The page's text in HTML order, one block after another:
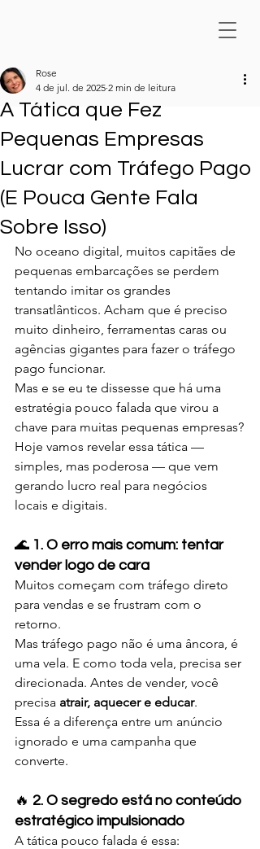
A Tática que Fez
Pequenas Empresas
Lucrar com Tráfego Pago
(E Pouca Gente Fala
Sobre Isso)
Rose
4 de jul. de 2025 2 min de leitura
No oceano digital, muitos capitães de
pequenas embarcações se perdem
tentando imitar os grandes
transatlânticos. Acham que é preciso
muito dinheiro, ferramentas caras ou
agências gigantes para fazer o tráfego
pago funcionar.
Mas e se eu te dissesse que há uma
estratégia pouco falada que virou a
chave para muitas pequenas empresas?
Hoje vamos revelar essa tática —
simples, mas poderosa — que vem
gerando lucro real para negócios
locais e digitais.
🌊 1. O erro mais comum: tentar
vender logo de cara
Muitos começam com tráfego direto
para vendas e se frustram com o
retorno.
Mas tráfego pago não é uma âncora, é
uma vela. E como toda vela, precisa ser
direcionada. Antes de vender, você
precisa atrair, aquecer e educar.
Essa é a diferença entre um anúncio
ignorado e uma campanha que
converte.
🔥 2. O segredo está no conteúdo
estratégico impulsionado
A tática pouco falada é essa: